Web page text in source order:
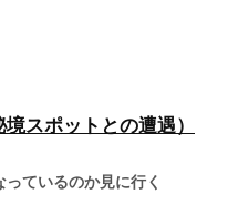
スポットとの遭遇）
ているのか見に行く